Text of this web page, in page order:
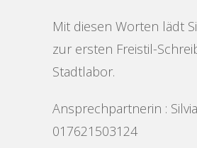
Mit diesen Worten lädt
zur ersten Freistil-
Stadtlabor.
Ansprechpartnerin :
017621503124